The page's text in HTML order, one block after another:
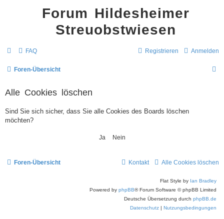
Forum Hildesheimer
Streuobstwiesen
FAQ Anmelden
Registrieren
Foren-Übersicht
Alle Cookies löschen
Sind Sie sich sicher, dass Sie alle Cookies des Boards löschen
möchten?
Foren-Übersicht Alle Cookies löschen
Kontakt
Flat Style by Ian Bradley
Powered by phpBB® Forum Software © phpBB Limited
Deutsche Übersetzung durch phpBB.de
Datenschutz | Nutzungsbedingungen